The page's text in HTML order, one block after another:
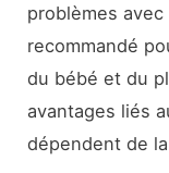
problèmes
recommandé
du bébé et du
avantages liés
dépendent de